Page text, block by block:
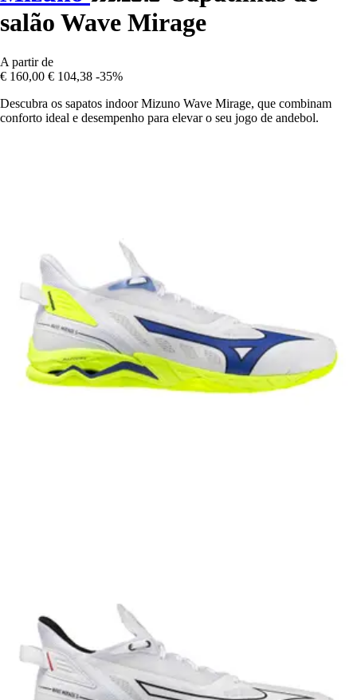
salão Wave Mirage
A partir de
€ 160,00 € 104,38 -35%
Descubra os sapatos indoor Mizuno Wave Mirage, que combinam
conforto ideal e desempenho para elevar o seu jogo de andebol.